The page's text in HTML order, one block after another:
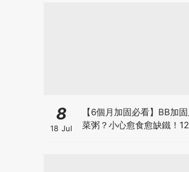
8
18 Jul
【6個月加固必看】BB加
菜粥？小心愈食愈缺鐵！